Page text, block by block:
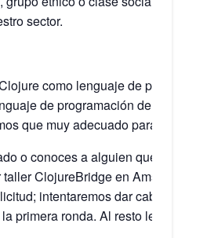
sector.
como lenguaje de
de programación de
que muy adecuado para el
o conoces a alguien que pueda
ClojureBridge en Amsterdam!
intentaremos dar cabida al
primera ronda. Al resto le